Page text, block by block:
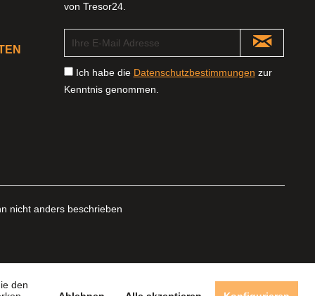
von Tresor24.
Ich habe die Datenschutzbestimmungen zur
Kenntnis genommen.
nicht anders beschrieben
den